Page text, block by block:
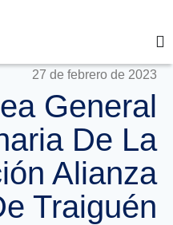
27 de febrero de 2023
General
De La
Alianza
Traiguén